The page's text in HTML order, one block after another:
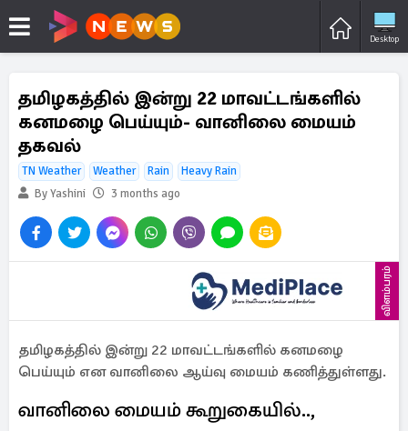
Desktop
தமிழகத்தில் இன்று 22 மாவட்டங்களில்
கனமழை பெய்யும்- வானிலை மையம்
தகவல்
TN Weather Weather Rain
Heavy Rain
By Yashini
3 months ago
விளம்பரம்
தமிழகத்தில் இன்று 22 மாவட்டங்களில் கனமழை
பெய்யும் என வானிலை ஆய்வு மையம் கணித்துள்ளது.
வானிலை மையம் கூறுகையில்..,